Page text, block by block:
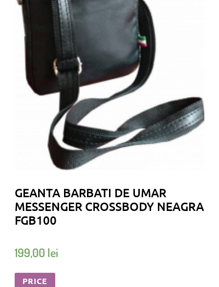
GEANTA BARBATI DE UMAR
MESSENGER CROSSBODY NEAGRA
FGB100
199,00 lei
PRICE